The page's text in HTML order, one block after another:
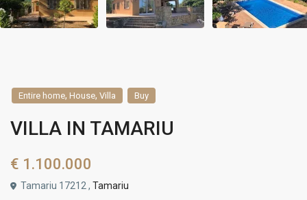
Entire home, House,Villa Buy
VILLA IN TAMARIU
€ 1.100.000
Tamariu 17212 ,Tamariu